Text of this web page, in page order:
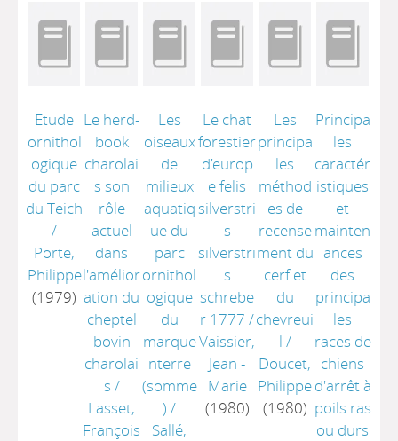
Etude
ornithol
ogique
du parc
du Teich
/
Porte,
Philippe
(1979)
Le herd-
book
charolai
s son
rôle
actuel
dans
l'amélior
ation du
cheptel
bovin
charolai
s /
Lasset,
François
Les
oiseaux
de
milieux
aquatiq
ue du
parc
ornithol
ogique
du
marque
nterre
(somme
) /
Sallé,
Le chat
forestier
d’europ
e felis
silverstri
s
silverstri
s
schrebe
r 1777 /
Vaissier,
Jean -
Marie
(1980)
Les
principa
les
méthod
es de
recense
ment du
cerf et
du
chevreui
l /
Doucet,
Philippe
(1980)
Principa
les
caractér
istiques
et
mainten
ances
des
principa
les
races de
chiens
d'arrêt à
poils ras
ou durs